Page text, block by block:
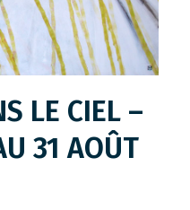
LE CIEL –
31 AOÛT